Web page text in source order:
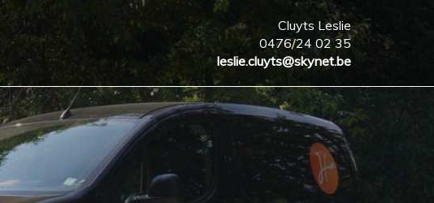
Cluyts Leslie
0476/24 02 35
leslie.cluyts@skynet.be